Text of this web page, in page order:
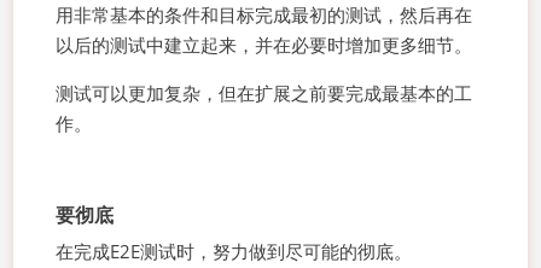
用非常基本的条件和目标完成最初的测试，然后再在
以后的测试中建立起来，并在必要时增加更多细节。
测试可以更加复杂，但在扩展之前要完成最基本的工
作。
要彻底
在完成E2E测试时，努力做到尽可能的彻底。